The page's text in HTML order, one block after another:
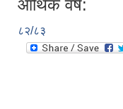
आर्थिक वर्ष:
८२/८३